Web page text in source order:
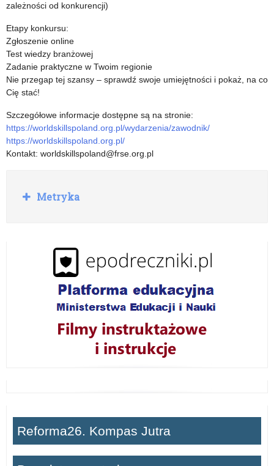
zależności od konkurencji)
Etapy konkursu:
Zgłoszenie online
Test wiedzy branżowej
Zadanie praktyczne w Twoim regionie
Nie przegap tej szansy – sprawdź swoje umiejętności i pokaż, na co
Cię stać!
Szczegółowe informacje dostępne są na stronie:
https://worldskillspoland.org.pl/wydarzenia/zawodnik/
https://worldskillspoland.org.pl/
Kontakt: worldskillspoland@frse.org.pl
R
o
Metryka
Reforma26. Kompas Jutra